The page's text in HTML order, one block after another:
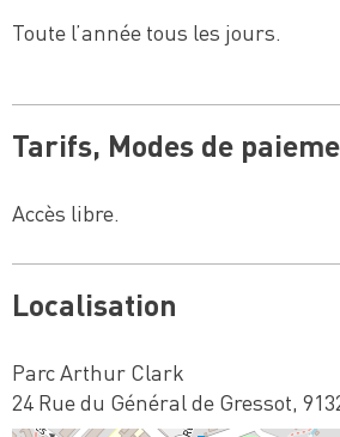
Toute l’année tous les jours.
Tarifs, Modes de
Accès libre.
Localisation
Parc Arthur Clark
24 Rue du Général de Gressot,